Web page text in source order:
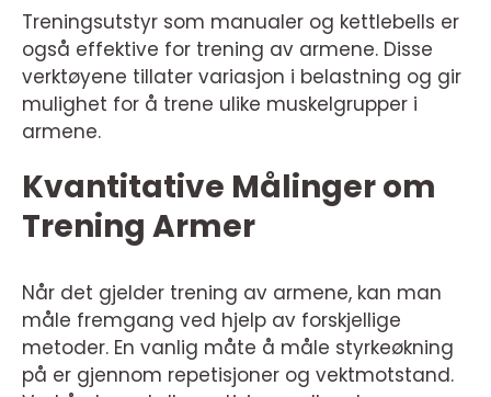
Treningsutstyr som manualer og kettlebells er
også effektive for trening av armene. Disse
verktøyene tillater variasjon i belastning og gir
mulighet for å trene ulike muskelgrupper i
armene.
Kvantitative Målinger om
Trening Armer
Når det gjelder trening av armene, kan man
måle fremgang ved hjelp av forskjellige
metoder. En vanlig måte å måle styrkeøkning
på er gjennom repetisjoner og vektmotstand.